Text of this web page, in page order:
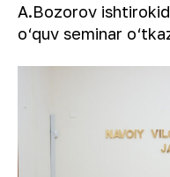
A.Bozorov
o‘quv seminar